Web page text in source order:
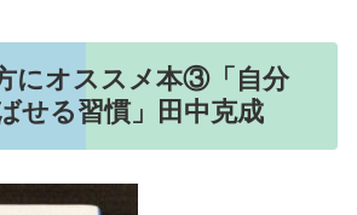
にオススメ本③「自分
せる習慣」田中克成